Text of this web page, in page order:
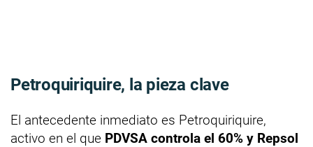
Petroquiriquire, la pieza clave
El antecedente inmediato es Petroquiriquire,
activo en el que PDVSA controla el 60% y Repsol